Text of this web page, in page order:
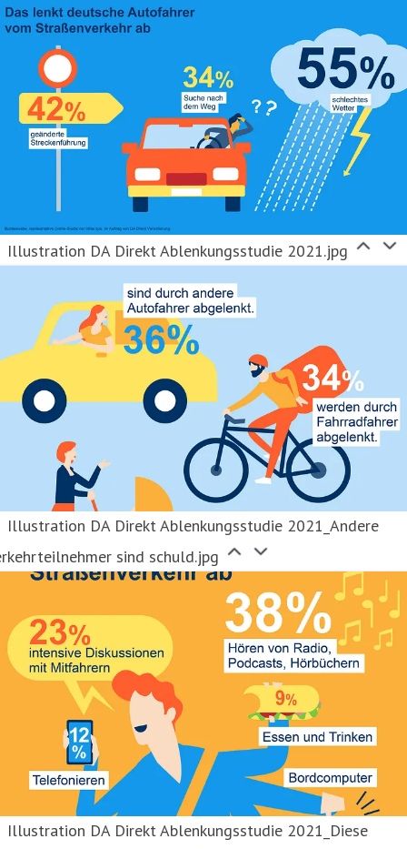
Illustration DA Direkt Ablenkungsstudie 2021.jpg
Illustration DA Direkt Ablenkungsstudie 2021_Andere
sind schuld.jpg
Illustration DA Direkt Ablenkungsstudie 2021_Diese